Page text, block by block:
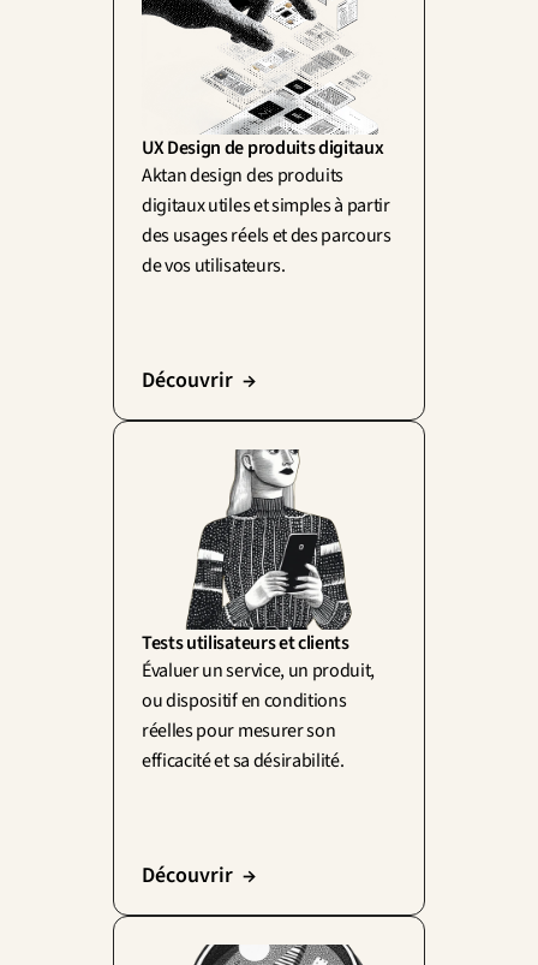
UX Design de produits digitaux
Aktan design des produits
digitaux utiles et simples à partir
des usages réels et des parcours
de vos utilisateurs.
Découvrir  →
Tests utilisateurs et clients
Évaluer un service, un produit,
ou dispositif en conditions
réelles pour mesurer son
efficacité et sa désirabilité.
Découvrir  →